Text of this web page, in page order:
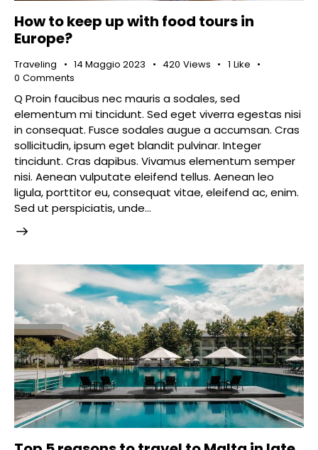
How to keep up with food tours in
Europe?
Traveling 14 Maggio 2023 420 Views 1 Like
0 Comments
Q Proin faucibus nec mauris a sodales, sed
elementum mi tincidunt. Sed eget viverra egestas nisi
in consequat. Fusce sodales augue a accumsan. Cras
sollicitudin, ipsum eget blandit pulvinar. Integer
tincidunt. Cras dapibus. Vivamus elementum semper
nisi. Aenean vulputate eleifend tellus. Aenean leo
ligula, porttitor eu, consequat vitae, eleifend ac, enim.
Sed ut perspiciatis, unde…